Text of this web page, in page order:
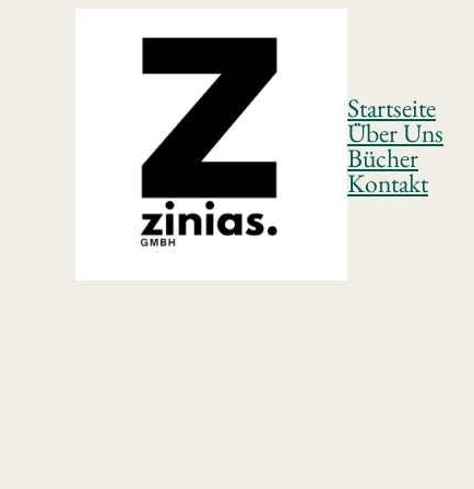
Startseite
Über Uns
Bücher
Kontakt